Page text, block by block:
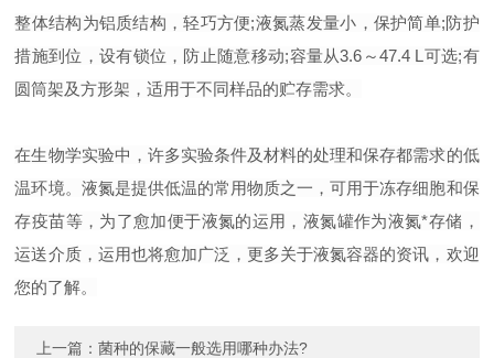
整体结构为铝质结构，轻巧方便;液氮蒸发量小，保护简单;防护
措施到位，设有锁位，防止随意移动;容量从3.6～47.4 L可选;有
圆筒架及方形架，适用于不同样品的贮存需求。
在生物学实验中，许多实验条件及材料的处理和保存都需求的低
温环境。液氮是提供低温的常用物质之一，可用于冻存细胞和保
存疫苗等，为了愈加便于液氮的运用，液氮罐作为液氮*存储，
运送介质，运用也将愈加广泛，更多关于液氮容器的资讯，欢迎
您的了解。
上一篇：菌种的保藏一般选用哪种办法?